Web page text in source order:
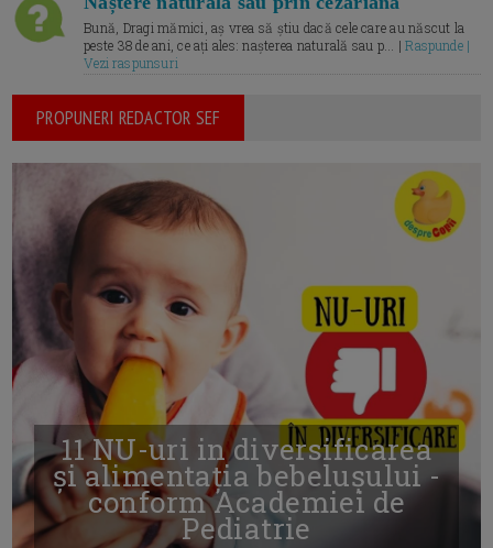
Bună, Dragi mămici, aș vrea să știu dacă cele care au născut la
peste 38 de ani, ce ați ales: nașterea naturală sau p... |Raspunde |
Vezi raspunsuri
PROPUNERI REDACTOR SEF
11 NU-uri in diversificarea
și alimentația bebelușului -
conform Academiei de
Pediatrie